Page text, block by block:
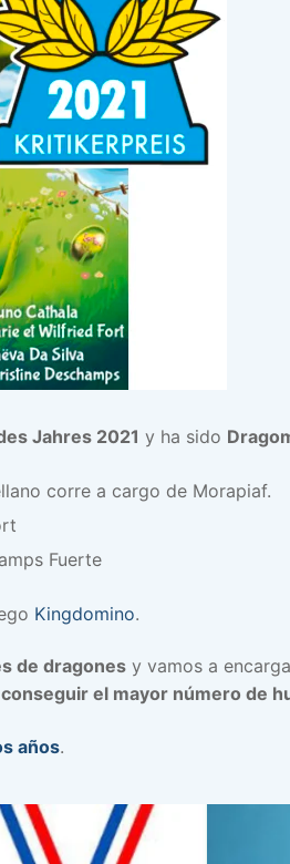
Jahres 2021 y ha sido
corre a cargo de Morapiaf.
Fuerte
Kingdomino.
de dragones y vamos a
conseguir el mayor número de
años.